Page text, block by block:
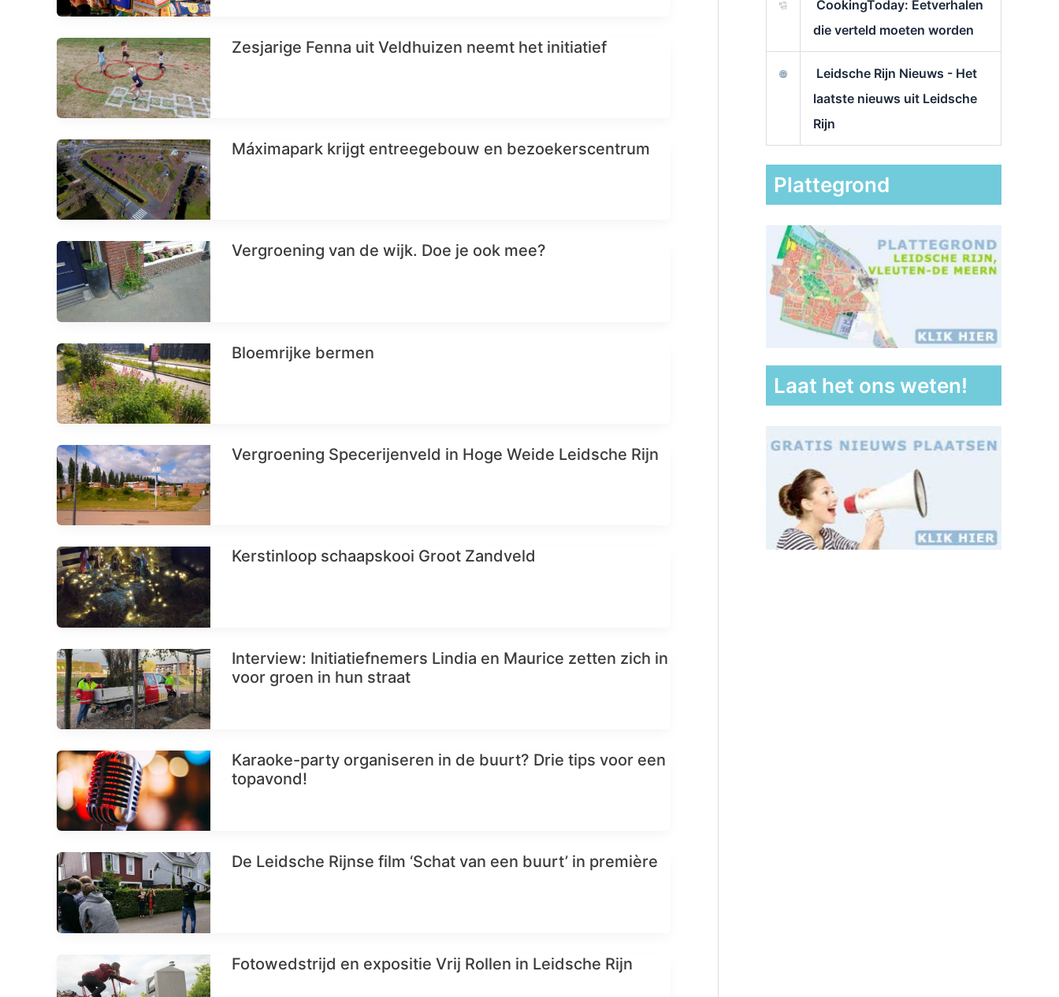
Zesjarige Fenna uit Veldhuizen neemt het initiatief
Máximapark krijgt entreegebouw en bezoekerscentrum
Vergroening van de wijk. Doe je ook mee?
Bloemrijke bermen
Vergroening Specerijenveld in Hoge Weide Leidsche Rijn
Kerstinloop schaapskooi Groot Zandveld
Interview: Initiatiefnemers Lindia en Maurice zetten zich in
voor groen in hun straat
Karaoke-party organiseren in de buurt? Drie tips voor een
topavond!
De Leidsche Rijnse film ‘Schat van een buurt’ in première
Fotowedstrijd en expositie Vrij Rollen in Leidsche Rijn
CookingToday: Eetverhalen
die verteld moeten worden
Leidsche Rijn Nieuws - Het
laatste nieuws uit Leidsche
Rijn
Plattegrond
Laat het ons weten!